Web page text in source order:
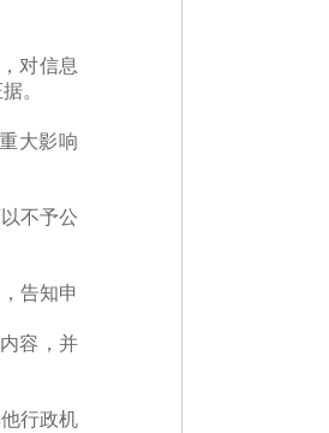
对信息
。
大影响
不予公
告知申
容，并
行政机